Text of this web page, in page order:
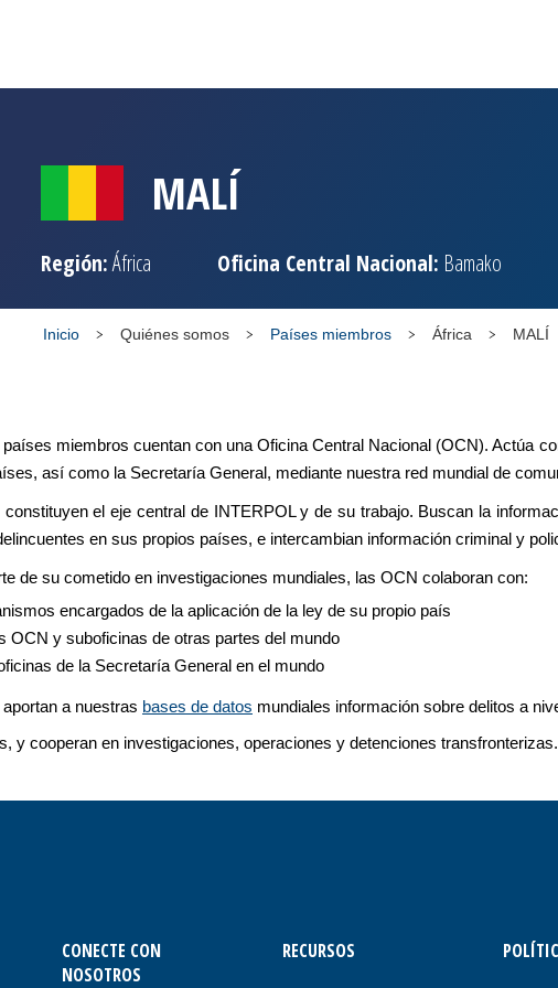
MALÍ
Región:África Oficina Central Nacional: Bamako
Inicio Quiénes somos Países miembros África MALÍ
países miembros cuentan con una Oficina Central Nacional (OCN). Actúa
así como la Secretaría General, mediante nuestra red mundial de
el eje central de INTERPOL y de su trabajo. Buscan la
en sus propios países, e intercambian información criminal y
de su cometido en investigaciones mundiales, las OCN colaboran con:
encargados de la aplicación de la ley de su propio país
OCN y suboficinas de otras partes del mundo
de la Secretaría General en el mundo
a nuestras bases de datos mundiales información sobre delitos a
y cooperan en investigaciones, operaciones y detenciones transfronterizas.
CONECTE CON
NOSOTROS
RECURSOS